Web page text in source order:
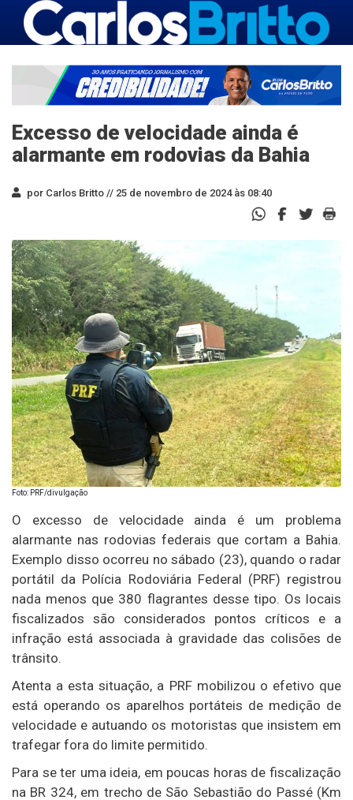
Excesso de velocidade ainda é
alarmante em rodovias da Bahia
por Carlos Britto // 25 de novembro de 2024 às 08:40
Foto: PRF/divulgação
O excesso de velocidade ainda é um problema
alarmante nas rodovias federais que cortam a Bahia.
Exemplo disso ocorreu no sábado (23), quando o radar
portátil da Polícia Rodoviária Federal (PRF) registrou
nada menos que 380 flagrantes desse tipo. Os locais
fiscalizados são considerados pontos críticos e a
infração está associada à gravidade das colisões de
trânsito.
Atenta a esta situação, a PRF mobilizou o efetivo que
está operando os aparelhos portáteis de medição de
velocidade e autuando os motoristas que insistem em
trafegar fora do limite permitido.
Para se ter uma ideia, em poucas horas de fiscalização
na BR 324, em trecho de São Sebastião do Passé (Km